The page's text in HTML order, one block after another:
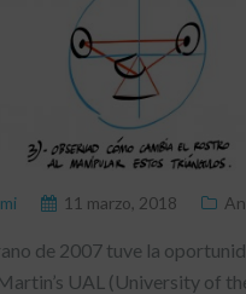
11 marzo, 2018
de 2007 tuve la
UAL (University of